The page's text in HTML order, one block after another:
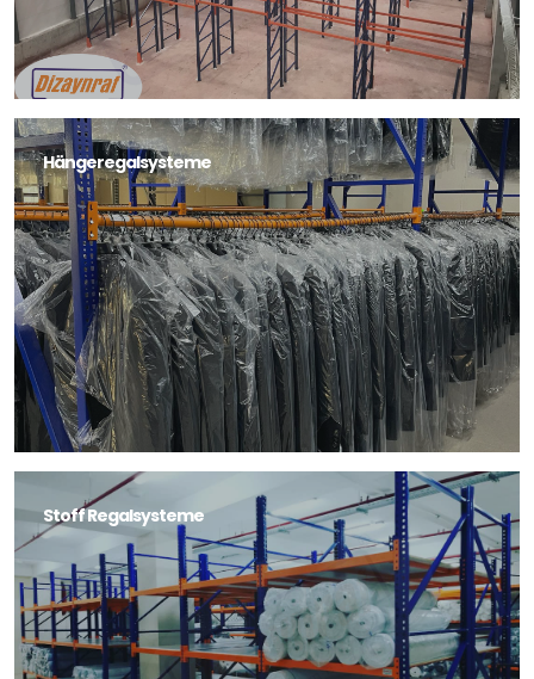
Hängeregalsysteme
Stoff Regalsysteme